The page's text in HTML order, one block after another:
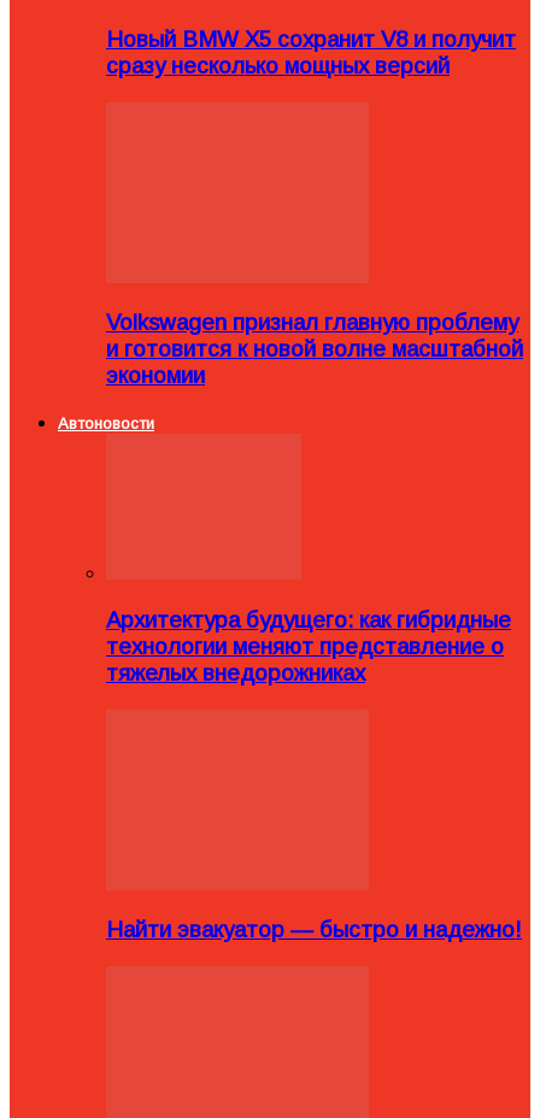
Новый BMW X5 сохранит V8 и получит
сразу несколько мощных версий
Volkswagen признал главную проблему
и готовится к новой волне масштабной
экономии
Автоновости
Архитектура будущего: как гибридные
технологии меняют представление о
тяжелых внедорожниках
Найти эвакуатор — быстро и надежно!